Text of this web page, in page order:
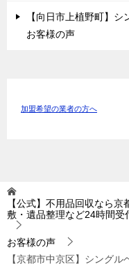
【向日市上植野町】
お客様の声
加盟希望の業者の方へ
【公式】不用品回収なら
敷・遺品整理など24時間受
お客様の声
【京都市中京区】シング